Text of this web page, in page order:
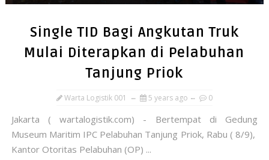
Single TID Bagi Angkutan Truk
Mulai Diterapkan di Pelabuhan
Tanjung Priok
Warta Logistik 001 5 years ago 0
Jakarta ( wartalogistik.com) - Bertempat di Gedung
Museum Maritim IPC Pelabuhan Tanjung Priok, Rabu ( 8/9),
Kantor Otoritas Pelabuhan (OP) ...